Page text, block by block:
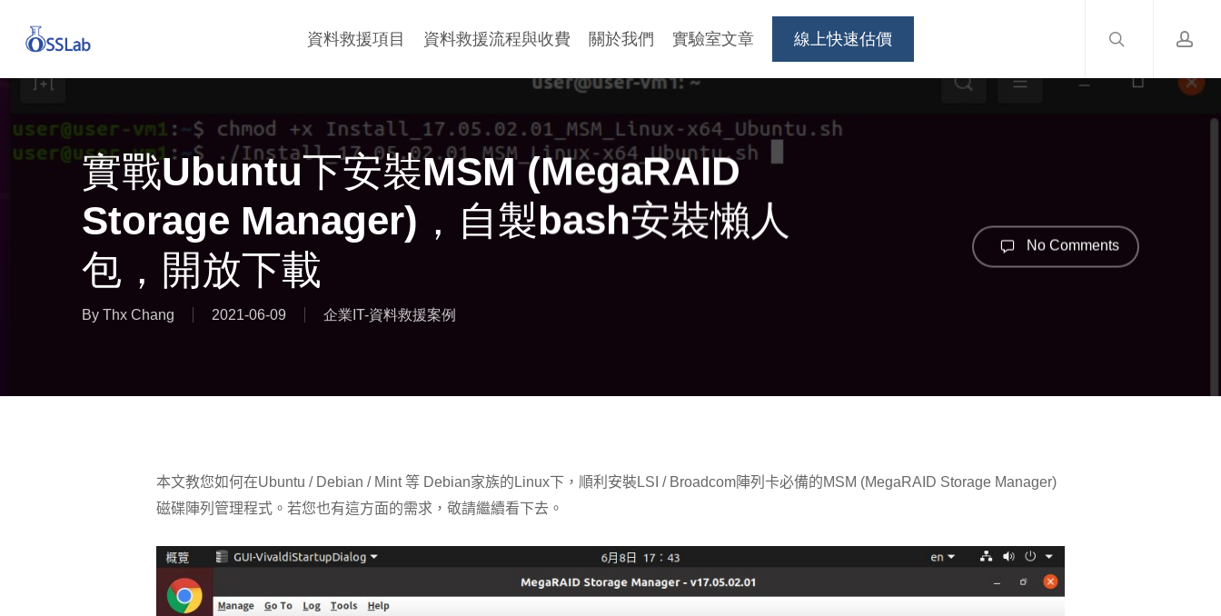
content
資料救援項目 資料救援流程與收費 關於我們 實驗室文章 線上快速估價
實戰Ubuntu下安裝MSM (MegaRAID
Storage Manager)，自製bash安裝懶人
包，開放下載
By Thx Chang 2021-06-09 企業IT-資料救援案例
No Comments
本文教您如何在Ubuntu / Debian / Mint 等 Debian家族的Linux下，順利安裝LSI / Broadcom陣列卡必備的MSM (MegaRAID Storage Manager)
磁碟陣列管理程式。若您也有這方面的需求，敬請繼續看下去。